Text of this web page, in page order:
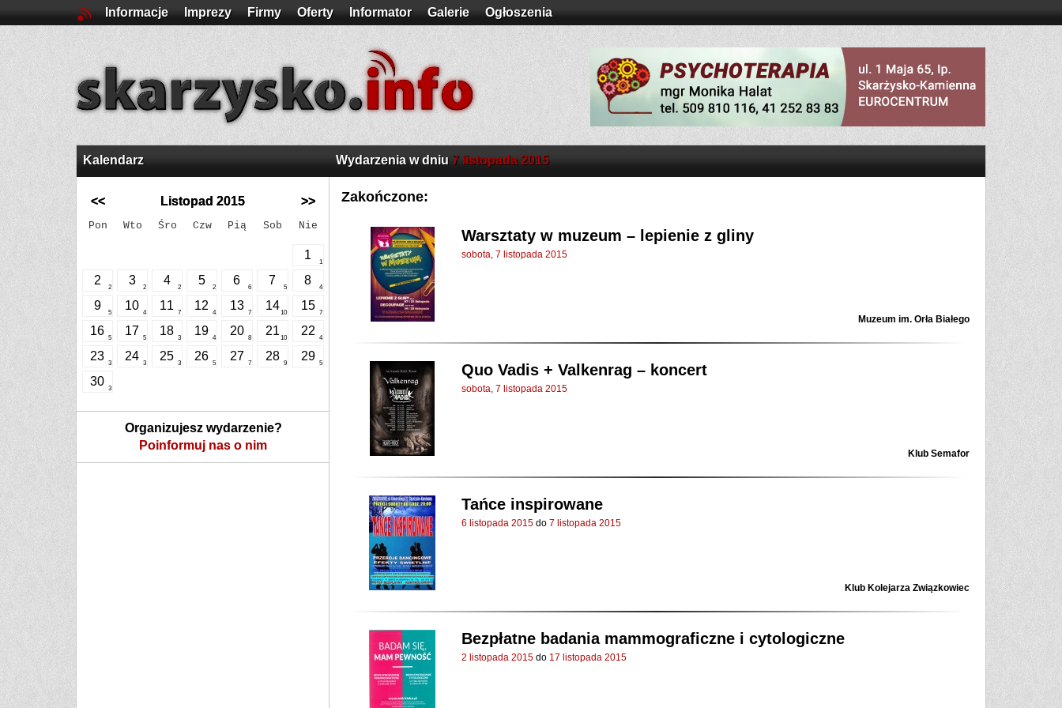
Informacje Imprezy Firmy Oferty Informator Galerie Ogłoszenia
Kalendarz
<< Listopad 2015 >>
Pon Wto Śro Czw Pią Sob Nie
1
1
2
2
3
2
4
2
5
2
6
6
7
5
8
4
9
5
10
4
11
7
12
4
13
7
14
10
15
7
16
5
17
5
18
3
19
4
20
8
21
10
22
4
23
3
24
3
25
3
26
5
27
7
28
9
29
5
30
3
Organizujesz wydarzenie?
Poinformuj nas o nim
Wydarzenia w dniu 7 listopada 2015
Zakończone:
Warsztaty w muzeum – lepienie z gliny
sobota, 7 listopada 2015
Muzeum im. Orła Białego
Quo Vadis + Valkenrag – koncert
sobota, 7 listopada 2015
Klub Semafor
Tańce inspirowane
6 listopada 2015 do 7 listopada 2015
Klub Kolejarza Związkowiec
Bezpłatne badania mammograficzne i cytologiczne
2 listopada 2015 do 17 listopada 2015